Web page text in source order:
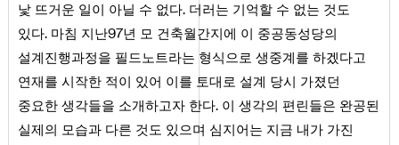
낯 뜨거운 일이 아닐 수 없다. 더러는 기억할 수 없는 것도
있다. 마침 지난97년 모 건축월간지에 이 중공동성당의
설계진행과정을 필드노트라는 형식으로 생중계를 하겠다고
연재를 시작한 적이 있어 이를 토대로 설계 당시 가졌던
중요한 생각들을 소개하고자 한다. 이 생각의 편린들은 완공된
실제의 모습과 다른 것도 있으며 심지어는 지금 내가 가진